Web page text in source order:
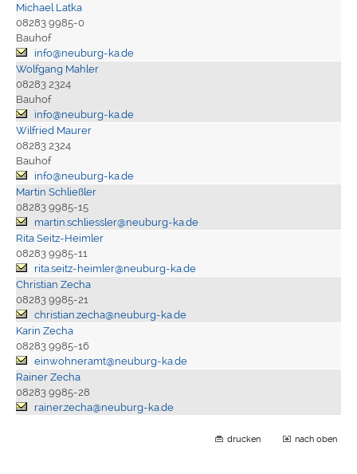
Michael Latka
08283 9985-0
Bauhof
info@neuburg-ka.de
Wolfgang Mahler
08283 2324
Bauhof
info@neuburg-ka.de
Wilfried Maurer
08283 2324
Bauhof
info@neuburg-ka.de
Martin Schließler
08283 9985-15
martin.schliessler@neuburg-ka.de
Rita Seitz-Heimler
08283 9985-11
rita.seitz-heimler@neuburg-ka.de
Christian Zecha
08283 9985-21
christian.zecha@neuburg-ka.de
Karin Zecha
08283 9985-16
einwohneramt@neuburg-ka.de
Rainer Zecha
08283 9985-28
rainer.zecha@neuburg-ka.de
drucken nach oben